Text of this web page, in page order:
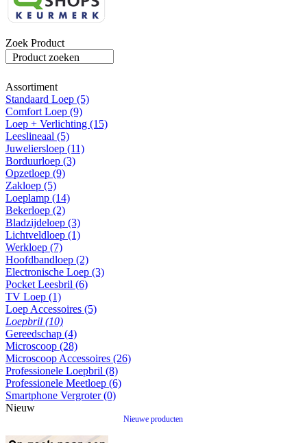
Zoek Product
Product zoeken
Assortiment
Standaard Loep (5)
Comfort Loep (9)
Loep + Verlichting (15)
Leeslineaal (5)
Juweliersloep (11)
Borduurloep (3)
Opzetloep (9)
Zakloep (5)
Loeplamp (14)
Bekerloep (2)
Bladzijdeloep (3)
Lichtveldloep (1)
Werkloep (7)
Hoofdbandloep (2)
Electronische Loep (3)
Pocket Leesbril (6)
TV Loep (1)
Loep Accessoires (5)
Loepbril (10)
Gereedschap (4)
Microscoop (28)
Microscoop Accessoires (26)
Professionele Loepbril (8)
Professionele Meetloep (6)
Smartphone Vergroter (0)
Nieuw
Nieuwe producten